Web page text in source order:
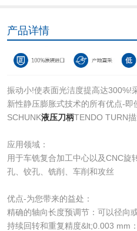
产品详情
振动小!使表面光洁度提高达300%!
新性静压膨胀式技术的所有优点-
SCHUNK液压刀柄TENDO TURN
应用领域：
用于车铣复合加工中心以及CNC旋
孔、铰孔、铣削、车削和攻丝
优点-为您带来的益处：
精确的轴向长度预调节：可以径向
持续回转和重复精度&lt;0.003 mm